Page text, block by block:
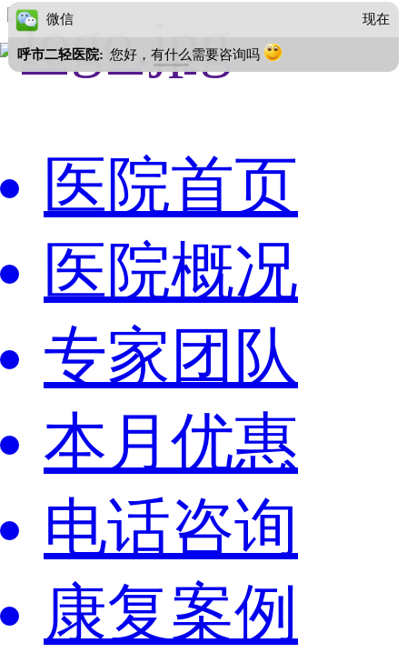
医院首页
医院概况
专家团队
本月优惠
电话咨询
康复案例
微信 现在
呼市二轻医院: 您好，有什么需要咨询吗